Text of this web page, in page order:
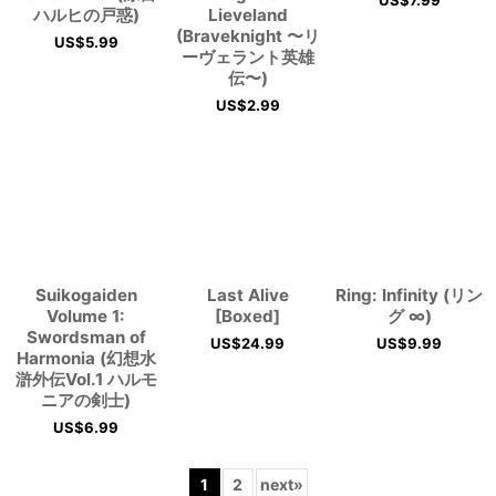
ハルヒの戸惑)
US$5.99
Lieveland
(Braveknight 〜リ
ーヴェラント英雄
伝〜)
US$2.99
Suikogaiden
Volume 1:
Swordsman of
Harmonia (幻想水
滸外伝Vol.1 ハルモ
ニアの剣士)
US$6.99
Last Alive
[Boxed]
US$24.99
Ring: Infinity (リン
グ ∞)
US$9.99
1 2 next»